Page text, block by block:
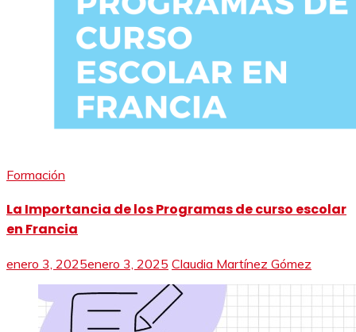
Formación
La Importancia de los Programas de curso escolar
en Francia
enero 3, 2025enero 3, 2025 Claudia Martínez Gómez